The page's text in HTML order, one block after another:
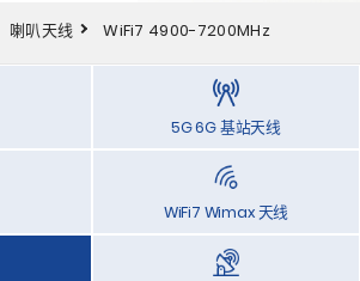
喇叭天线 WiFi7 4900-7200MHz
5G 6G 基站天线
WiFi7 Wimax 天线